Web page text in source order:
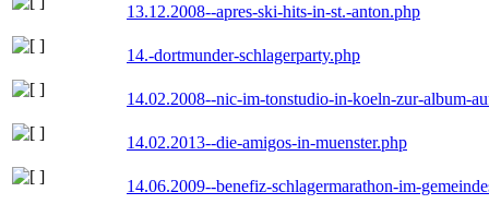
13.12.2008--apres-ski-hits-in-st.-anton.php
14.-dortmunder-schlagerparty.php
14.02.2008--nic-im-tonstudio-in-koeln-zur-album-
14.02.2013--die-amigos-in-muenster.php
14.06.2009--benefiz-schlagermarathon-im-